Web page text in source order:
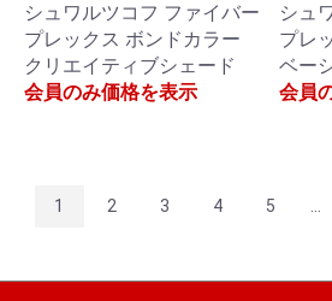
シュワルツコフ ファイバー
プレックス ボンドカラー
クリエイティブシェード
会員のみ価格を表示
シュ
プレ
ベー
会員
1 2 3 4 5